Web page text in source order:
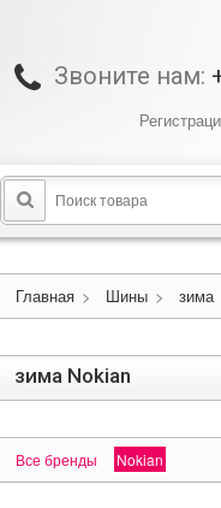
Звоните нам:
Главная > Шины > зима
зима Nokian
Все бренды Nokian